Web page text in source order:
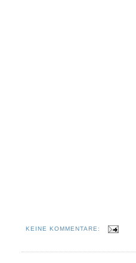
KEINE KOMMENTARE: